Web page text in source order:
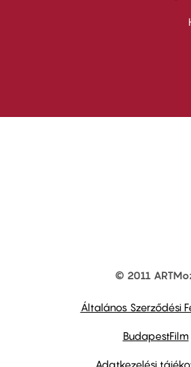
© 2011
Általános Szerződési
BudapestFilm
Adatkezelési